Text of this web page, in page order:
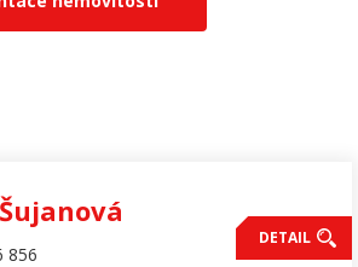
856
DETAIL